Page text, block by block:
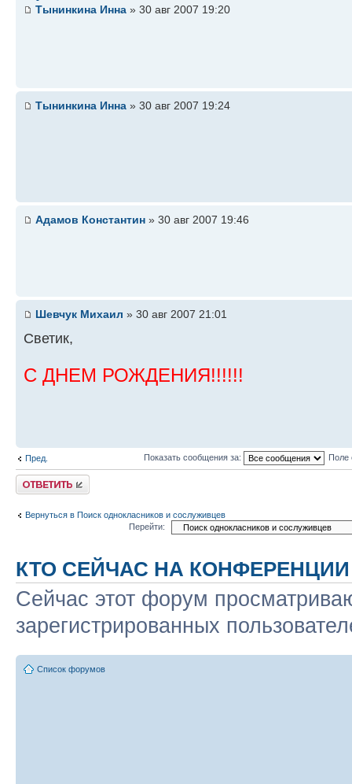
Тынинкина Инна » 30 авг 2007 19:20
Тынинкина Инна » 30 авг 2007 19:24
Адамов Константин » 30 авг 2007 19:46
Шевчук Михаил » 30 авг 2007 21:01
Светик,
С ДНЕМ РОЖДЕНИЯ!!!!!!
Пред. Показать сообщения за: Поле
Ответить
Вернуться в Поиск однокласников и сослуживцев
Перейти:
КТО СЕЙЧАС НА КОНФЕРЕНЦИИ
Сейчас этот форум
зарегистрированных
Список форумов